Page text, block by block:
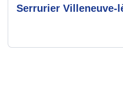
Serrurier Villeneuve-